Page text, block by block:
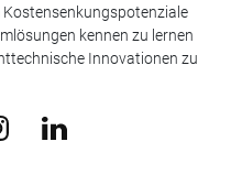
kennen zu lernen
Innovationen zu